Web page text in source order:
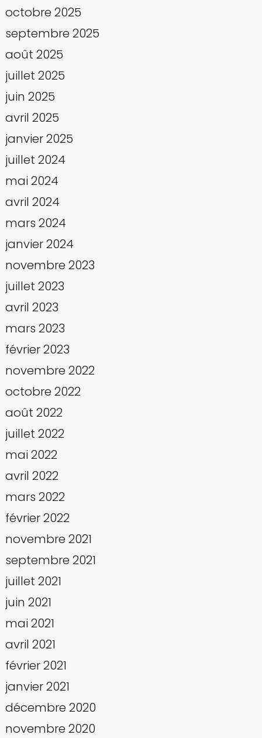
octobre 2025
septembre 2025
août 2025
juillet 2025
juin 2025
avril 2025
janvier 2025
juillet 2024
mai 2024
avril 2024
mars 2024
janvier 2024
novembre 2023
juillet 2023
avril 2023
mars 2023
février 2023
novembre 2022
octobre 2022
août 2022
juillet 2022
mai 2022
avril 2022
mars 2022
février 2022
novembre 2021
septembre 2021
juillet 2021
juin 2021
mai 2021
avril 2021
février 2021
janvier 2021
décembre 2020
novembre 2020